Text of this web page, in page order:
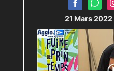
21 Mars 2022